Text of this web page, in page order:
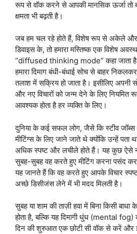
रूप से वॉक करने से आपकी मानसिक ऊर्जा तो
क्षमता भी बढ़ती है।
जब हम चल रहे होते हैं, विशेष रूप से अकेले और
डिवाइस के, तो हमारा मस्तिष्क एक विशेष
“diffused thinking mode” कहा जाता
हमारा दिमाग बंधी-बंधाई सोच से बाहर
तलाश में सक्रिय हो जाता है। इसीलिए अपनी
और नए विचारों को जन्म देने के लिए नियमित
आवश्यक होता है हर व्यक्ति के लिए।
दुनिया के कई सफल लोग, जैसे कि स्टीव जॉब्स
मीटिंग्स के लिए जाने जाते थे क्योंकि उन्हें पता
अधिक स्पष्ट और लचीले होते हैं। यह कुछ ऐसे
सुबह-सुबह वह करते हुए मीटिंग करना पसंद
यह जानते हैं कि वह करते हुए आपके विचार
अच्छे डिसीजंस लेने में भी मदद मिलती है।
सुबह या शाम की ताज़ी हवा में बिना किसी
होता है, बल्कि यह दिमागी धुंध (mental
दिन की शुरुआत एक छोटी सी वॉक से करें और